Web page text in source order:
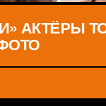
АКТЁРЫ